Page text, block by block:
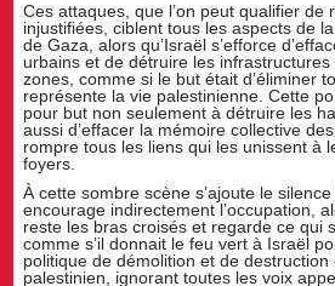
Ces attaques, que l’on peut qualifier de
injustifiées, ciblent tous les aspects de
de Gaza, alors qu’Israël s’efforce
urbains et de détruire les
zones, comme si le but était d’éliminer
représente la vie palestinienne. Cette
pour but non seulement à détruire les
aussi d’effacer la mémoire collective
rompre tous les liens qui les unissent à
foyers.
À cette sombre scène s’ajoute le
encourage indirectement l’occupation,
reste les bras croisés et regarde ce qui
comme s’il donnait le feu vert à Israël
politique de démolition et de destruction
palestinien, ignorant toutes les voix